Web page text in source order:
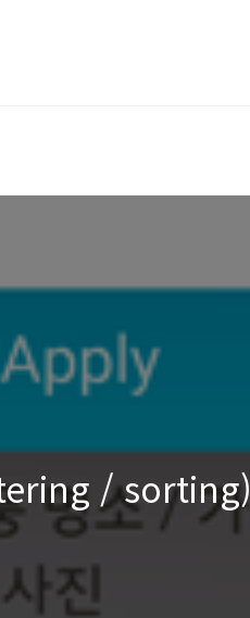
/ sorting)